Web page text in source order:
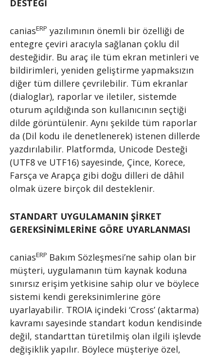
DESTEĞİ
caniasERP yazılımının önemli bir özelliği de
entegre çeviri aracıyla sağlanan çoklu dil
desteğidir. Bu araç ile tüm ekran metinleri ve
bildirimleri, yeniden geliştirme yapmaksızın
diğer tüm dillere çevrilebilir. Tüm ekranlar
(dialoglar), raporlar ve iletiler, sistemde
oturum açıldığında son kullanıcının seçtiği
dilde görüntülenir. Aynı şekilde tüm raporlar
da (Dil kodu ile denetlenerek) istenen dillerde
yazdırılabilir. Platformda, Unicode Desteği
(UTF8 ve UTF16) sayesinde, Çince, Korece,
Farsça ve Arapça gibi doğu dilleri de dâhil
olmak üzere birçok dil desteklenir.
STANDART UYGULAMANIN ŞİRKET
GEREKSİNİMLERİNE GÖRE UYARLANMASI
caniasERP Bakım Sözleşmesi’ne sahip olan bir
müşteri, uygulamanın tüm kaynak koduna
sınırsız erişim yetkisine sahip olur ve böylece
sistemi kendi gereksinimlerine göre
uyarlayabilir. TROIA içindeki ‘Cross’ (aktarma)
kavramı sayesinde standart kodun kendisinde
değil, standarttan türetilmiş olan ilgili işlevde
değişiklik yapılır. Böylece müşteriye özel,